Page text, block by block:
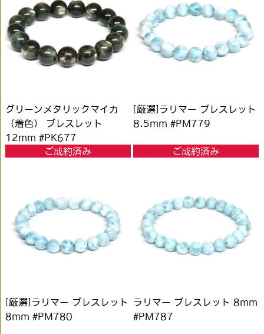
グリーンメタリックマイカ
（着色） ブレスレット
12mm #PK677
ご成約済み
[厳選]ラリマー ブレスレット
8.5mm #PM779
ご成約済み
[厳選]ラリマー ブレスレット
8mm #PM780
ラリマー ブレスレット 8mm
#PM787